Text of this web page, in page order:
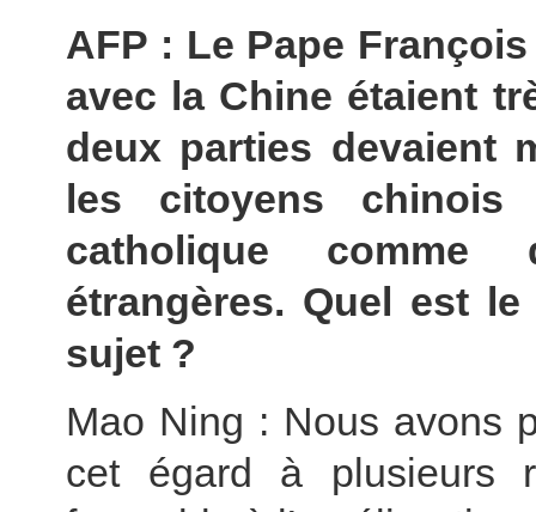
AFP : Le Pape
avec la Chine étaient
deux parties devaient
les citoyens chinois
catholique comme
étrangères. Quel est
sujet ?
Mao Ning : Nous avons
cet égard à plusieurs